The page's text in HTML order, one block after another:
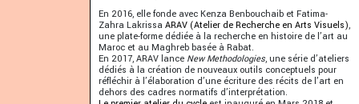
En 2016, elle fonde avec Kenza Benbouchaib et Fatima-
Zahra Lakrissa ARAV (Atelier de Recherche en Arts Visuels),
une plate-forme dédiée à la recherche en histoire de l’art au
Maroc et au Maghreb basée à Rabat.
En 2017, ARAV lance New Methodologies, une série d’ateliers
dédiés à la création de nouveaux outils conceptuels pour
réfléchir à l’élaboration d’une écriture des récits de l’art en
dehors des cadres normatifs d’interprétation.